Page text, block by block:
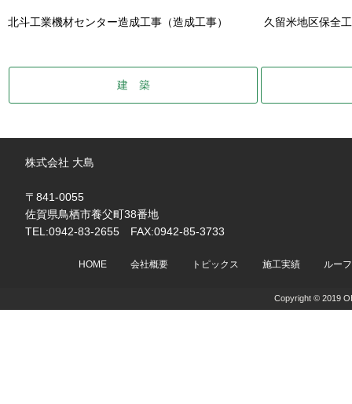
北斗工業機材センター造成工事（造成工事） 久留米地区保全
建 築
株式会社 大島
〒841-0055
佐賀県鳥栖市養父町38番地
TEL:0942-83-2655 FAX:0942-85-3733
HOME 会社概要 トピックス 施工実績 ルー
Copyright © 2019